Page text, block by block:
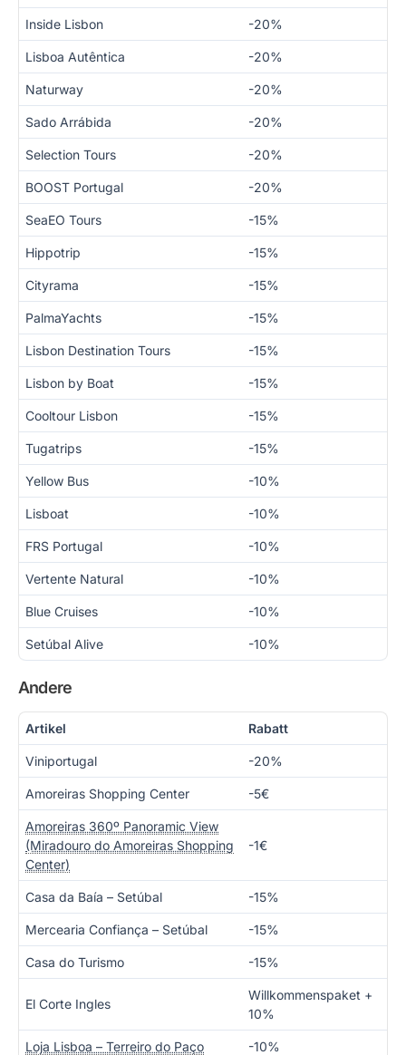
Inside Lisbon -20%
Lisboa Autêntica -20%
Naturway -20%
Sado Arrábida -20%
Selection Tours -20%
BOOST Portugal -20%
SeaEO Tours -15%
Hippotrip -15%
Cityrama -15%
PalmaYachts -15%
Lisbon Destination Tours -15%
Lisbon by Boat -15%
Cooltour Lisbon -15%
Tugatrips -15%
Yellow Bus -10%
Lisboat -10%
FRS Portugal -10%
Vertente Natural -10%
Blue Cruises -10%
Setúbal Alive -10%
Andere
Artikel Rabatt
Viniportugal -20%
Amoreiras Shopping Center -5€
Amoreiras 360º Panoramic View
(Miradouro do Amoreiras Shopping
Center)
-1€
Casa da Baía – Setúbal -15%
Mercearia Confiança – Setúbal -15%
Casa do Turismo -15%
El Corte Ingles
Willkommenspaket +
10%
Loja Lisboa – Terreiro do Paço -10%